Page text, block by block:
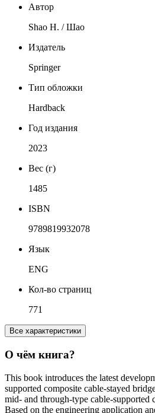
Автор
Shao H. / Шао
Издатель
Springer
Тип обложки
Hardback
Год издания
2023
Вес (г)
1485
ISBN
9789819932078
Язык
ENG
Кол-во страниц
771
Все характеристики
О чём книга?
This book introduces the latest
supported composite cable-stayed
mid- and through-type cable-supported
Based on the engineering application